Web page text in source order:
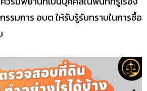
รมการ อบต ให้รับรู้รับทราบในการซื้อ